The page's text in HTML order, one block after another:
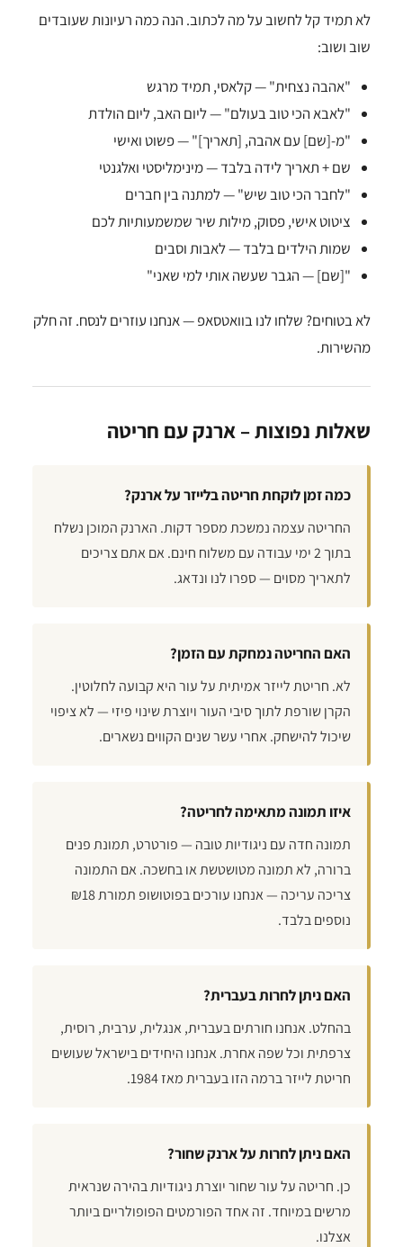
לא תמיד קל לחשוב על מה לכתוב. הנה כמה רעיונות שעובדים
שוב ושוב:
"אהבה נצחית" — קלאסי, תמיד מרגש
"לאבא הכי טוב בעולם" — ליום האב, ליום הולדת
"מ-[שם] עם אהבה, [תאריך]" — פשוט ואישי
שם + תאריך לידה בלבד — מינימליסטי ואלגנטי
"לחבר הכי טוב שיש" — למתנה בין חברים
ציטוט אישי, פסוק, מילות שיר שמשמעותיות לכם
שמות הילדים בלבד — לאבות וסבים
"[שם] — הגבר שעשה אותי למי שאני"
לא בטוחים? שלחו לנו בוואטסאפ — אנחנו עוזרים לנסח. זה חלק
מהשירות.
שאלות נפוצות – ארנק עם חריטה
כמה זמן לוקחת חריטה בלייזר על ארנק?
החריטה עצמה נמשכת מספר דקות. הארנק המוכן נשלח
בתוך 2 ימי עבודה עם משלוח חינם. אם אתם צריכים
לתאריך מסוים — ספרו לנו ונדאג.
האם החריטה נמחקת עם הזמן?
לא. חריטת לייזר אמיתית על עור היא קבועה לחלוטין.
הקרן שורפת לתוך סיבי העור ויוצרת שינוי פיזי — לא ציפוי
שיכול להישחק. אחרי עשר שנים הקווים נשארים.
איזו תמונה מתאימה לחריטה?
תמונה חדה עם ניגודיות טובה — פורטרט, תמונת פנים
ברורה, לא תמונה מטושטשת או בחשכה. אם התמונה
צריכה עריכה — אנחנו עורכים בפוטושופ תמורת ₪18
נוספים בלבד.
האם ניתן לחרות בעברית?
בהחלט. אנחנו חורתים בעברית, אנגלית, ערבית, רוסית,
צרפתית וכל שפה אחרת. אנחנו היחידים בישראל שעושים
חריטת לייזר ברמה הזו בעברית מאז 1984.
האם ניתן לחרות על ארנק שחור?
כן. חריטה על עור שחור יוצרת ניגודיות בהירה שנראית
מרשים במיוחד. זה אחד הפורמטים הפופולריים ביותר
אצלנו.